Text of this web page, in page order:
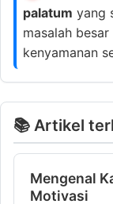
palatum yang
masalah
kenyamanan
📚 Artikel
Mengenal
Motivasi